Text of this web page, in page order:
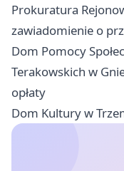
Prokuratura
zawiadomienie o
Dom Pomocy
Terakowskich w
opłaty
Dom Kultury w